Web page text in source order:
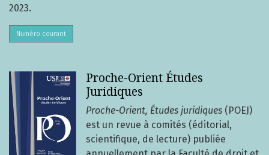
2023.
Numéro courant
Proche-Orient Études
Juridiques
Proche-Orient, Études juridiques (POEJ)
est un revue à comités (éditorial,
scientifique, de lecture) publiée